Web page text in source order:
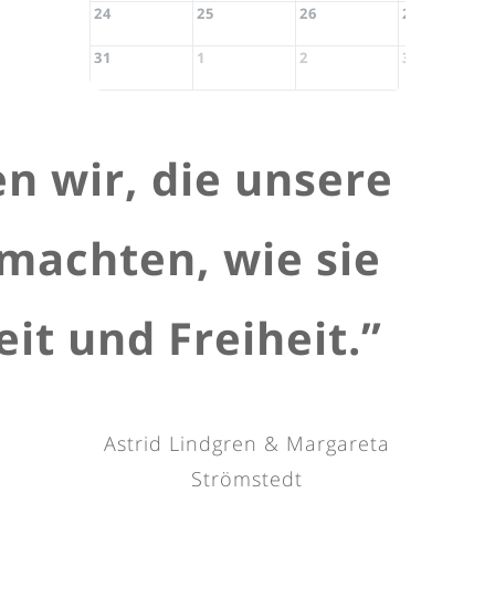
24 25 26 27
31 1 2 3
wir, die unsere
wie sie
und Freiheit.”
Astrid Lindgren & Margareta
Strömstedt